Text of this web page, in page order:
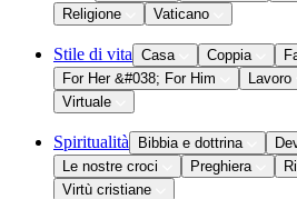
Religione
Vaticano
Stile di vita Casa Coppia
For Her &#038; For Him
Lavoro
Virtuale
Spiritualità Bibbia e dottrina
Le nostre croci
Preghiera
Virtù cristiane